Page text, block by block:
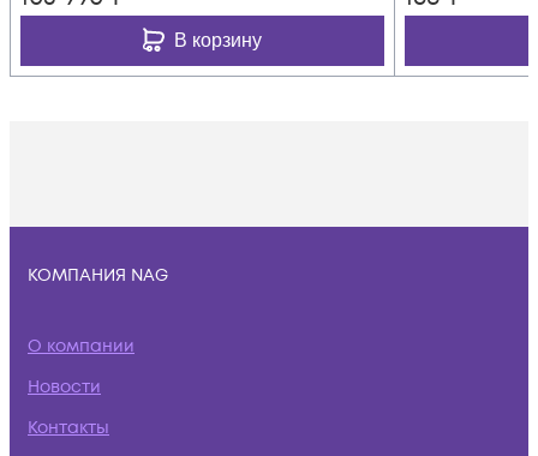
В корзину
КОМПАНИЯ NAG
О компании
Новости
Контакты